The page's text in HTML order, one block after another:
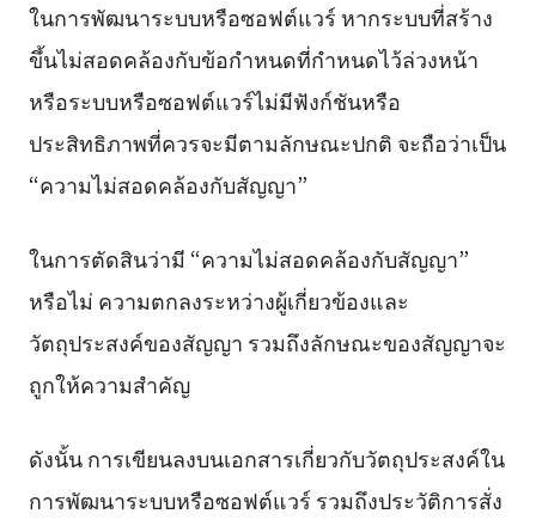
ในการพัฒนาระบบหรือซอฟต์แวร์ หากระบบที่สร้าง
ขึ้นไม่สอดคล้องกับข้อกำหนดที่กำหนดไว้ล่วงหน้า
หรือระบบหรือซอฟต์แวร์ไม่มีฟังก์ชันหรือ
ประสิทธิภาพที่ควรจะมีตามลักษณะปกติ จะถือว่าเป็น
“ความไม่สอดคล้องกับสัญญา”
ในการตัดสินว่ามี “ความไม่สอดคล้องกับสัญญา”
หรือไม่ ความตกลงระหว่างผู้เกี่ยวข้องและ
วัตถุประสงค์ของสัญญา รวมถึงลักษณะของสัญญาจะ
ถูกให้ความสำคัญ
ดังนั้น การเขียนลงบนเอกสารเกี่ยวกับวัตถุประสงค์ใน
การพัฒนาระบบหรือซอฟต์แวร์ รวมถึงประวัติการสั่ง